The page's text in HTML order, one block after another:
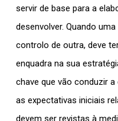
servir de base para a
desenvolver. Quando
controlo de outra, deve
enquadra na sua
chave que vão conduzir
as expectativas iniciais
devem ser revistas à